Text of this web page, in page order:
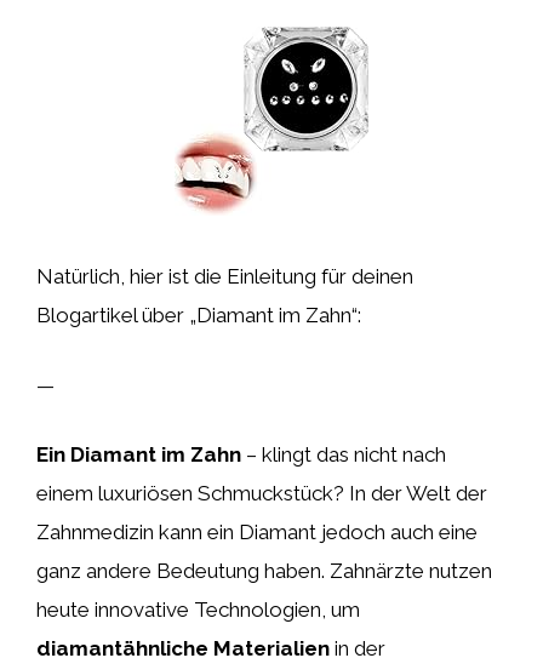
Natürlich, hier ist die Einleitung für deinen
Blogartikel über „Diamant im Zahn“:
—
Ein Diamant im Zahn – klingt das nicht nach
einem luxuriösen Schmuckstück? In der Welt der
Zahnmedizin kann ein Diamant jedoch auch eine
ganz andere Bedeutung haben. Zahnärzte nutzen
heute innovative Technologien, um
diamantähnliche Materialien in der